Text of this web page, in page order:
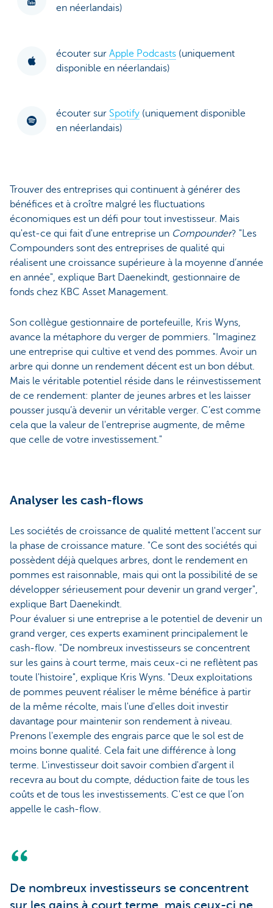
en néerlandais)
écouter sur Apple Podcasts (uniquement
disponible en néerlandais)
écouter sur Spotify (uniquement disponible
en néerlandais)
Trouver des entreprises qui continuent à générer des
bénéfices et à croître malgré les fluctuations
économiques est un défi pour tout investisseur. Mais
qu'est-ce qui fait d'une entreprise un Compounder? "Les
Compounders sont des entreprises de qualité qui
réalisent une croissance supérieure à la moyenne d’année
en année", explique Bart Daenekindt, gestionnaire de
fonds chez KBC Asset Management.
Son collègue gestionnaire de portefeuille, Kris Wyns,
avance la métaphore du verger de pommiers. "Imaginez
une entreprise qui cultive et vend des pommes. Avoir un
arbre qui donne un rendement décent est un bon début.
Mais le véritable potentiel réside dans le réinvestissement
de ce rendement: planter de jeunes arbres et les laisser
pousser jusqu’à devenir un véritable verger. C’est comme
cela que la valeur de l'entreprise augmente, de même
que celle de votre investissement."
Analyser les cash-flows
Les sociétés de croissance de qualité mettent l'accent sur
la phase de croissance mature. "Ce sont des sociétés qui
possèdent déjà quelques arbres, dont le rendement en
pommes est raisonnable, mais qui ont la possibilité de se
développer sérieusement pour devenir un grand verger",
explique Bart Daenekindt.
Pour évaluer si une entreprise a le potentiel de devenir un
grand verger, ces experts examinent principalement le
cash-flow. "De nombreux investisseurs se concentrent
sur les gains à court terme, mais ceux-ci ne reflètent pas
toute l'histoire", explique Kris Wyns. "Deux exploitations
de pommes peuvent réaliser le même bénéfice à partir
de la même récolte, mais l'une d'elles doit investir
davantage pour maintenir son rendement à niveau.
Prenons l'exemple des engrais parce que le sol est de
moins bonne qualité. Cela fait une différence à long
terme. L'investisseur doit savoir combien d'argent il
recevra au bout du compte, déduction faite de tous les
coûts et de tous les investissements. C'est ce que l’on
appelle le cash-flow.
De nombreux investisseurs se concentrent